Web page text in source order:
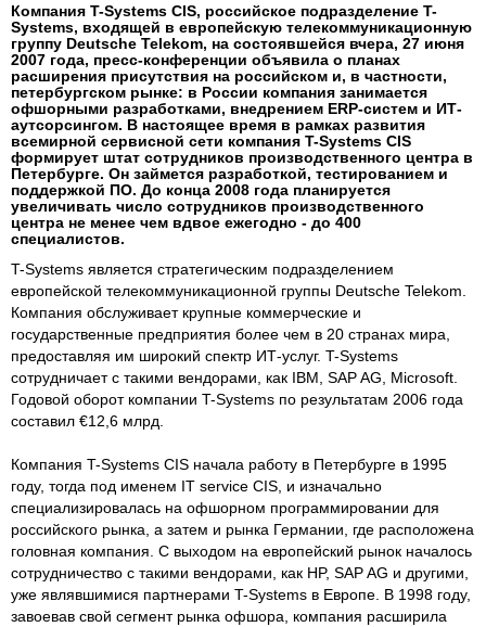
Компания T-Systems CIS, российское подразделение T-
Systems, входящей в европейскую телекоммуникационную
группу Deutsche Telekom, на состоявшейся вчера, 27 июня
2007 года, пресс-конференции объявила о планах
расширения присутствия на российском и, в частности,
петербургском рынке: в России компания занимается
офшорными разработками, внедрением ERP-систем и ИТ-
аутсорсингом. В настоящее время в рамках развития
всемирной сервисной сети компания T-Systems CIS
формирует штат сотрудников производственного центра в
Петербурге. Он займется разработкой, тестированием и
поддержкой ПО. До конца 2008 года планируется
увеличивать число сотрудников производственного
центра не менее чем вдвое ежегодно - до 400
специалистов.
T-Systems является стратегическим подразделением
европейской телекоммуникационной группы Deutsche Telekom.
Компания обслуживает крупные коммерческие и
государственные предприятия более чем в 20 странах мира,
предоставляя им широкий спектр ИТ-услуг. T-Systems
сотрудничает с такими вендорами, как IBM, SAP AG, Microsoft.
Годовой оборот компании T-Systems по результатам 2006 года
составил €12,6 млрд.
Компания T-Systems CIS начала работу в Петербурге в 1995
году, тогда под именем IT service CIS, и изначально
специализировалась на офшорном программировании для
российского рынка, а затем и рынка Германии, где расположена
головная компания. С выходом на европейский рынок началось
сотрудничество с такими вендорами, как HP, SAP AG и другими,
уже являвшимися партнерами T-Systems в Европе. В 1998 году,
завоевав свой сегмент рынка офшора, компания расширила